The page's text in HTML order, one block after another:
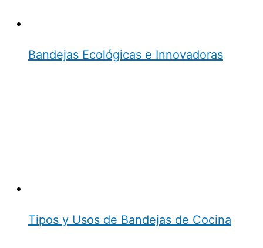
Bandejas Ecológicas e Innovadoras
Tipos y Usos de Bandejas de Cocina